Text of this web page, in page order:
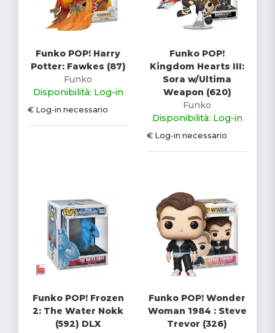
Funko POP! Harry
Potter: Fawkes (87)
Funko
Disponibilità: Log-in
€ Log-in necessario
Funko POP!
Kingdom Hearts III:
Sora w/Ultima
Weapon (620)
Funko
Disponibilità: Log-in
€ Log-in necessario
Funko POP! Frozen
2: The Water Nokk
(592) DLX
Funko POP! Wonder
Woman 1984 : Steve
Trevor (326)